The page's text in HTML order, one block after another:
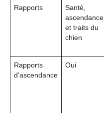
Rapports
Santé,
ascendance
et traits du
chien
Rapports
d’ascendance
Oui